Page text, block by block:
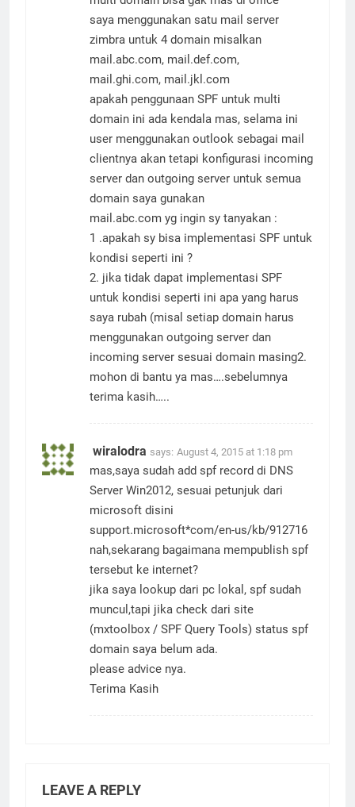
saya menggunakan satu mail server
zimbra untuk 4 domain misalkan
mail.abc.com, mail.def.com,
mail.ghi.com, mail.jkl.com
apakah penggunaan SPF untuk multi
domain ini ada kendala mas, selama ini
user menggunakan outlook sebagai mail
clientnya akan tetapi konfigurasi incoming
server dan outgoing server untuk semua
domain saya gunakan
mail.abc.com yg ingin sy tanyakan :
1 .apakah sy bisa implementasi SPF untuk
kondisi seperti ini ?
2. jika tidak dapat implementasi SPF
untuk kondisi seperti ini apa yang harus
saya rubah (misal setiap domain harus
menggunakan outgoing server dan
incoming server sesuai domain masing2.
mohon di bantu ya mas….sebelumnya
terima kasih…..
wiralodra says: August 4, 2015 at 1:18 pm
mas,saya sudah add spf record di DNS
Server Win2012, sesuai petunjuk dari
microsoft disini
support.microsoft*com/en-us/kb/912716
nah,sekarang bagaimana mempublish spf
tersebut ke internet?
jika saya lookup dari pc lokal, spf sudah
muncul,tapi jika check dari site
(mxtoolbox / SPF Query Tools) status spf
domain saya belum ada.
please advice nya.
Terima Kasih
LEAVE A REPLY